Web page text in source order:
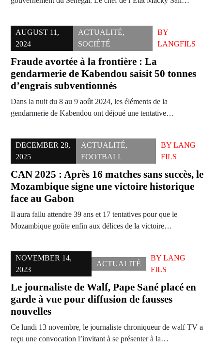
AUGUST 11,
2024
ACTUALITÉ,
SOCIÉTÉ
BY
LANGFILS
Fraude avortée à la frontière : La
gendarmerie de Kabendou saisit 50 tonnes
d’engrais subventionnés
Dans la nuit du 8 au 9 août 2024, les éléments de la
gendarmerie de Kabendou ont déjoué une tentative…
DECEMBER 28,
2025
ACTUALITÉ,
FOOTBALL
BY LANG
FILS
CAN 2025 : Après 16 matches sans succès, le
Mozambique signe une victoire historique
face au Gabon
Il aura fallu attendre 39 ans et 17 tentatives pour que le
Mozambique goûte enfin aux délices de la victoire…
NOVEMBER 14,
2023
ACTUALITÉ
BY LANG
FILS
Le journaliste de Walf, Pape Sané placé en
garde à vue pour diffusion de fausses
nouvelles
Ce lundi 13 novembre, le journaliste chroniqueur de walf TV a
reçu une convocation l’invitant à se présenter à la…